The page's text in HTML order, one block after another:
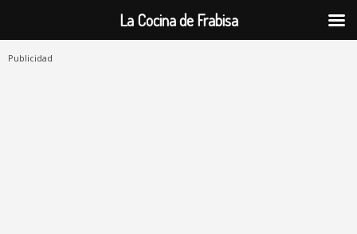
Publicidad
La Cocina de Frabisa